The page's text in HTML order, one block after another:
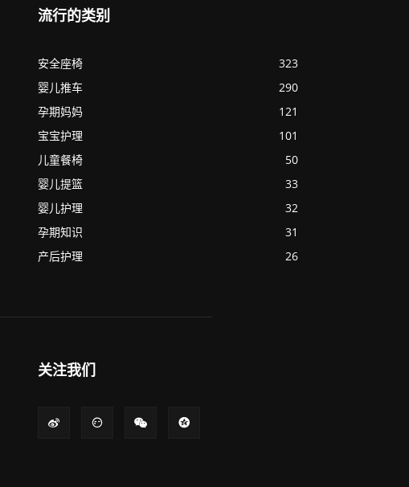
流行的类别
安全座椅
323
婴儿推车
290
孕期妈妈
121
宝宝护理
101
儿童餐椅
50
婴儿提篮
33
婴儿护理
32
孕期知识
31
产后护理
26
关注我们